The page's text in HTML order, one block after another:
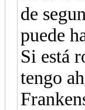
de
puede
Si está
tengo